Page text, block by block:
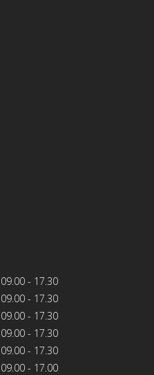
09.00 - 17.30
09.00 - 17.30
09.00 - 17.30
09.00 - 17.30
09.00 - 17.30
09.00 - 17.00